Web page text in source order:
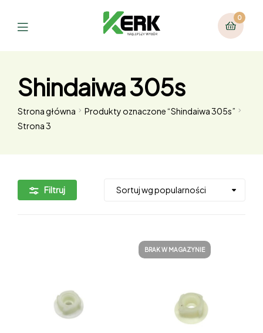
0
Shindaiwa 305s
Strona główna
Produkty oznaczone “Shindaiwa 305s”
Strona 3
Filtruj
BRAK W MAGAZYNIE